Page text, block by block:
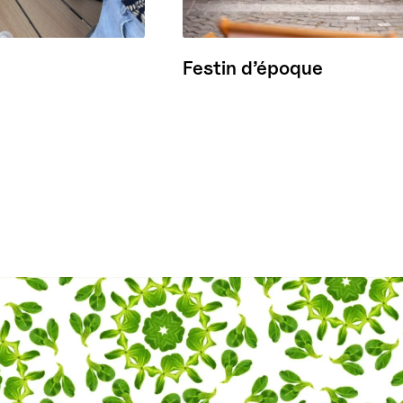
Festin d’époque